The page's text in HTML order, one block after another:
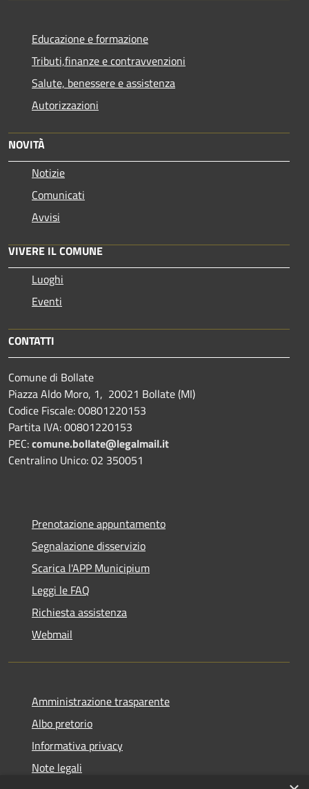
Educazione e formazione
Tributi,finanze e contravvenzioni
Salute, benessere e assistenza
Autorizzazioni
NOVITÀ
Notizie
Comunicati
Avvisi
VIVERE IL COMUNE
Luoghi
Eventi
CONTATTI
Comune di Bollate
Piazza Aldo Moro, 1, 20021 Bollate (MI)
Codice Fiscale: 00801220153
Partita IVA: 00801220153
PEC:comune.bollate@legalmail.it
Centralino Unico: 02 350051
Prenotazione appuntamento
Segnalazione disservizio
Scarica l'APP Municipium
Leggi le FAQ
Richiesta assistenza
Webmail
Amministrazione trasparente
Albo pretorio
Informativa privacy
Note legali